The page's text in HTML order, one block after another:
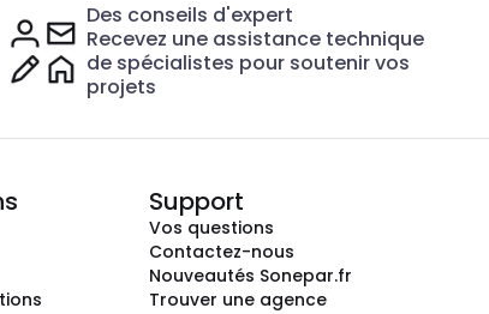
Des conseils d'expert
Recevez une assistance technique
de spécialistes pour soutenir vos
projets
Support
Vos questions
Contactez-nous
Nouveautés Sonepar.fr
Trouver une agence